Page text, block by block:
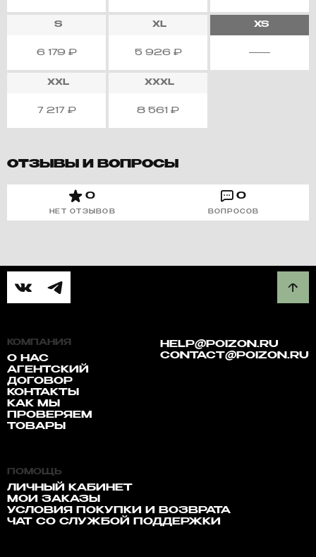
S
6 179 ₽
XL
5 926 ₽
XS
XXL
7 217 ₽
XXXL
8 561 ₽
ОТЗЫВЫ И ВОПРОСЫ
0
НЕТ ОТЗЫВОВ
0
ВОПРОСОВ
КОМПАНИЯ
О НАС
АГЕНТСКИЙ
ДОГОВОР
КОНТАКТЫ
КАК МЫ
ПРОВЕРЯЕМ
ТОВАРЫ
HELP@POIZON.RU
CONTACT@POIZON.RU
ПОМОЩЬ
ЛИЧНЫЙ КАБИНЕТ
МОИ ЗАКАЗЫ
УСЛОВИЯ ПОКУПКИ И ВОЗВРАТА
ЧАТ СО СЛУЖБОЙ ПОДДЕРЖКИ